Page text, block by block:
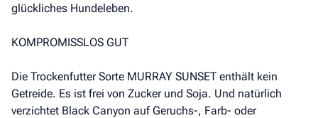
glückliches Hundeleben.
KOMPROMISSLOS GUT
Die Trockenfutter Sorte MURRAY SUNSET enthält kein
Getreide. Es ist frei von Zucker und Soja. Und natürlich
verzichtet Black Canyon auf Geruchs-, Farb- oder